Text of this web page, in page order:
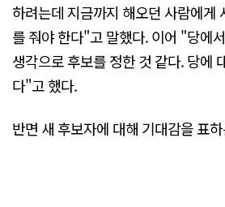
하려는데 지금까지 해오던 사람에게
를 줘야 한다"고 말했다. 이어 "당에
생각으로 후보를 정한 것 같다. 당에
다"고 했다.
반면 새 후보자에 대해 기대감을 표